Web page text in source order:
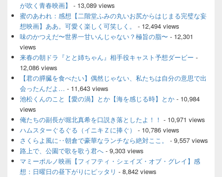
が吹く青春映画】
- 13,089 views
蜜のあわれ：感想【二階堂ふみの丸いお尻からはじまる完璧な妄
想映画】ああ。可愛く楽しく可笑しく。
- 12,494 views
味のかつえだ〜世界一甘いんじゃない？極旨の脂〜 - 12,301
views
来春の朝ドラ『とと姉ちゃん』相手役キャスト予想ダービー -
12,086 views
【君の膵臓を食べたい】偶然じゃない、私たちは自分の意思で出
会ったんだよ… - 11,643 views
池松くんのこと【愛の渦】とか【海を感じる時】とか - 10,984
views
俺たちの副長が堀北真希を口説き落としたよ！！ - 10,971 views
ハムスターぐるぐる（イニキＺに捧ぐ）
- 10,786 views
さくらよ風に‥朝倉で豪華なランチなら絶対ここ。
- 9,557 views
路上で、公園で歌を歌う君へ - 9,303 views
マミーポルノ映画【フィフティ・シェイズ・オブ・グレイ】感
想：日曜日の昼下がりにピッタリ - 8,842 views